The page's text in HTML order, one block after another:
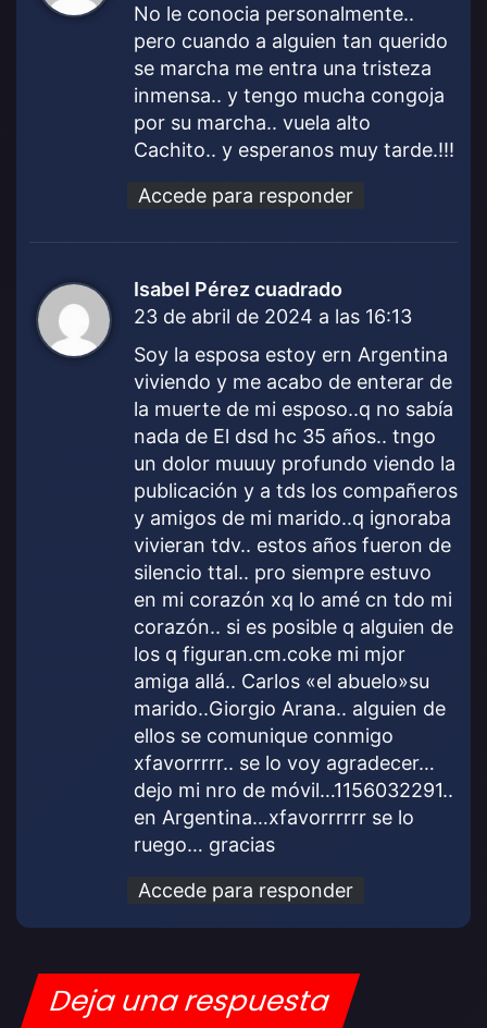
e
:
No le conocia personalmente..
pero cuando a alguien tan querido
se marcha me entra una tristeza
inmensa.. y tengo mucha congoja
por su marcha.. vuela alto
Cachito.. y esperanos muy tarde.!!!
Accede para responder
Isabel Pérez cuadrado
i
:
23 de abril de 2024 a las 16:13
Soy la esposa estoy ern Argentina
viviendo y me acabo de enterar de
la muerte de mi esposo..q no sabía
nada de El dsd hc 35 años.. tngo
un dolor muuuy profundo viendo la
publicación y a tds los compañeros
y amigos de mi marido..q ignoraba
vivieran tdv.. estos años fueron de
silencio ttal.. pro siempre estuvo
en mi corazón xq lo amé cn tdo mi
corazón.. si es posible q alguien de
los q figuran.cm.coke mi mjor
amiga allá.. Carlos «el abuelo»su
marido..Giorgio Arana.. alguien de
ellos se comunique conmigo
xfavorrrrr.. se lo voy agradecer…
dejo mi nro de móvil…1156032291..
en Argentina…xfavorrrrrr se lo
ruego… gracias
Accede para responder
Deja una respuesta